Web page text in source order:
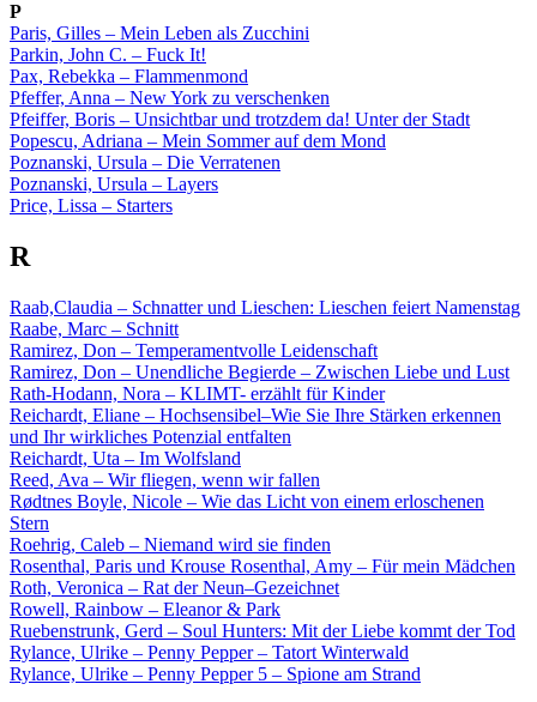
P
Paris, Gilles – Mein Leben als Zucchini
Parkin, John C. – Fuck It!
Pax, Rebekka – Flammenmond
Pfeffer, Anna – New York zu verschenken
Pfeiffer, Boris – Unsichtbar und trotzdem da! Unter der Stadt
Popescu, Adriana – Mein Sommer auf dem Mond
Poznanski, Ursula – Die Verratenen
Poznanski, Ursula – Layers
Price, Lissa – Starters
R
Raab,Claudia – Schnatter und Lieschen: Lieschen feiert Namenstag
Raabe, Marc – Schnitt
Ramirez, Don – Temperamentvolle Leidenschaft
Ramirez, Don – Unendliche Begierde – Zwischen Liebe und Lust
Rath-Hodann, Nora – KLIMT- erzählt für Kinder
Reichardt, Eliane – Hochsensibel–Wie Sie Ihre Stärken erkennen
und Ihr wirkliches Potenzial entfalten
Reichardt, Uta – Im Wolfsland
Reed, Ava – Wir fliegen, wenn wir fallen
Rødtnes Boyle, Nicole – Wie das Licht von einem erloschenen
Stern
Roehrig, Caleb – Niemand wird sie finden
Rosenthal, Paris und Krouse Rosenthal, Amy – Für mein Mädchen
Roth, Veronica – Rat der Neun–Gezeichnet
Rowell, Rainbow – Eleanor & Park
Ruebenstrunk, Gerd – Soul Hunters: Mit der Liebe kommt der Tod
Rylance, Ulrike – Penny Pepper – Tatort Winterwald
Rylance, Ulrike – Penny Pepper 5 – Spione am Strand